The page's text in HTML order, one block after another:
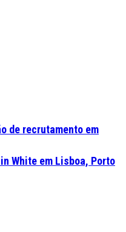
de recrutamento em
White em Lisboa, Porto